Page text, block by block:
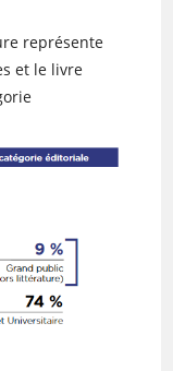
représente
et le livre